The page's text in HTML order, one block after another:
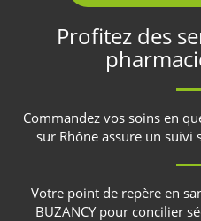
Profitez des
Commandez vos soins en
sur Rhôneassure un suivi
Votre point de repère en
BUZANCYpour concilier